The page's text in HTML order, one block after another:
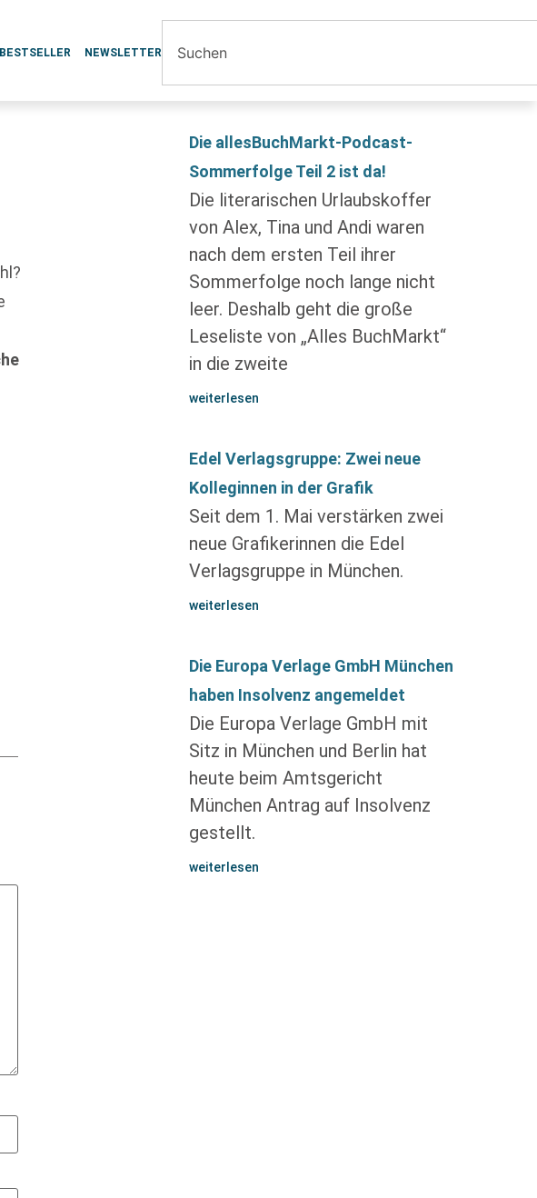
NEWSLETTER
Die allesBuchMarkt-Podcast-
Sommerfolge Teil 2 ist da!
Die literarischen Urlaubskoffer
von Alex, Tina und Andi waren
nach dem ersten Teil ihrer
Sommerfolge noch lange nicht
leer. Deshalb geht die große
Leseliste von „Alles BuchMarkt“
in die zweite
weiterlesen
Edel Verlagsgruppe: Zwei neue
Kolleginnen in der Grafik
Seit dem 1. Mai verstärken zwei
neue Grafikerinnen die Edel
Verlagsgruppe in München.
weiterlesen
Die Europa Verlage GmbH München
haben Insolvenz angemeldet
Die Europa Verlage GmbH mit
Sitz in München und Berlin hat
heute beim Amtsgericht
München Antrag auf Insolvenz
gestellt.
weiterlesen